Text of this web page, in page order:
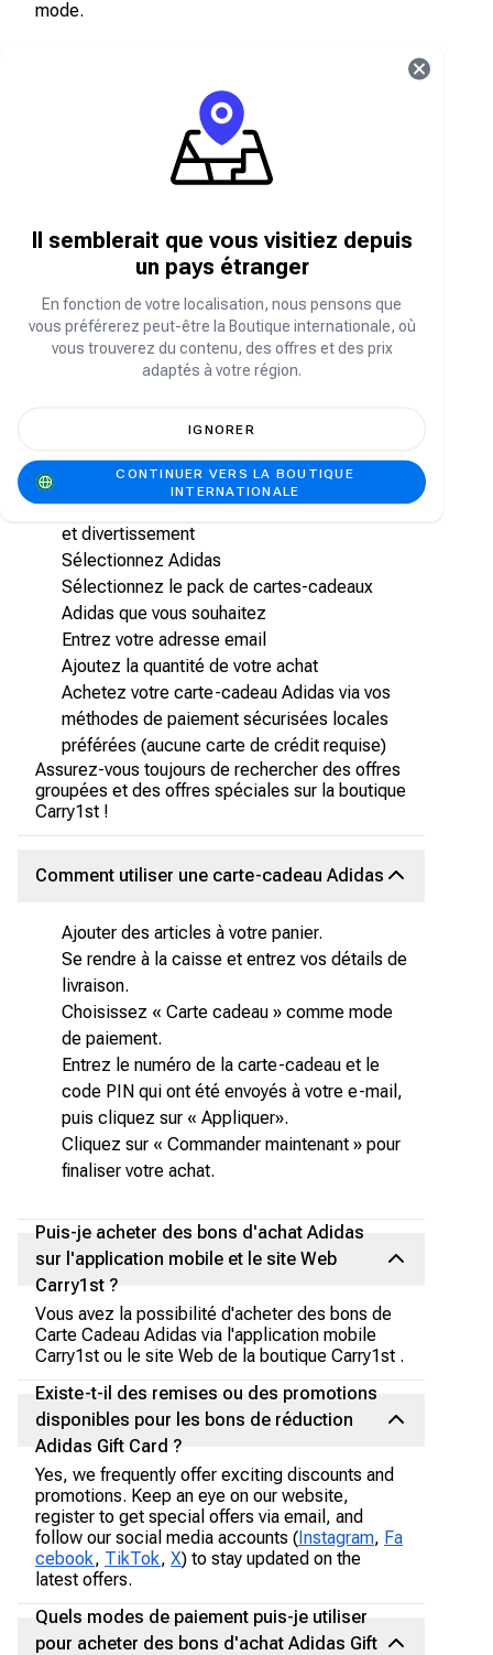
mode.
La carte-cadeau Adidas permet d'acheter une
large gamme de produits Adidas, notamment
des chaussures de sport, des vêtements de
disponibles sur le site web d'Adidas ou dans les
boutiques Adidas. Elle offre aux utilisateurs la
possibilité de choisir les produits qui
correspondent à leurs préférences et à leurs
besoins.
Allez sur shop.carry1st.com
Faites défiler jusqu'à la section style de vie
et divertissement
Sélectionnez Adidas
Sélectionnez le pack de cartes-cadeaux
Adidas que vous souhaitez
Entrez votre adresse email
Ajoutez la quantité de votre achat
Achetez votre carte-cadeau Adidas via vos
méthodes de paiement sécurisées locales
préférées (aucune carte de crédit requise)
Assurez-vous toujours de rechercher des offres
groupées et des offres spéciales sur la boutique
Carry1st !
Comment utiliser une carte-cadeau Adidas
Ajouter des articles à votre panier.
Se rendre à la caisse et entrez vos détails de
livraison.
Choisissez « Carte cadeau » comme mode
de paiement.
Entrez le numéro de la carte-cadeau et le
code PIN qui ont été envoyés à votre e-mail,
puis cliquez sur « Appliquer».
Cliquez sur « Commander maintenant » pour
finaliser votre achat.
Puis-je acheter des bons d'achat Adidas
sur l'application mobile et le site Web
Carry1st ?
Vous avez la possibilité d'acheter des bons de
Carte Cadeau Adidas via l'application mobile
Carry1st ou le site Web de la boutique Carry1st .
Existe-t-il des remises ou des promotions
disponibles pour les bons de réduction
Adidas Gift Card ?
Yes, we frequently offer exciting discounts and
promotions. Keep an eye on our website,
register to get special offers via email, and
follow our social media accounts (Instagram, Fa
cebook, TikTok, X) to stay updated on the
latest offers.
Quels modes de paiement puis-je utiliser
pour acheter des bons d'achat Adidas Gift
Il semblerait que vous visitiez depuis
un pays étranger
En fonction de votre localisation, nous pensons que
vous préférerez peut-être la Boutique internationale, où
vous trouverez du contenu, des offres et des prix
adaptés à votre région.
IGNORER
CONTINUER VERS LA BOUTIQUE
INTERNATIONALE